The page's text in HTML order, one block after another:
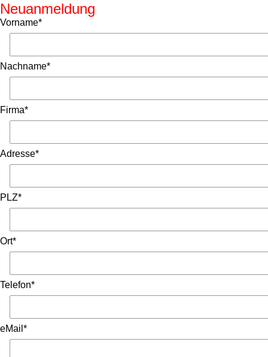
Neuanmeldung
Vorname*
Nachname*
Firma*
Adresse*
PLZ*
Ort*
Telefon*
eMail*